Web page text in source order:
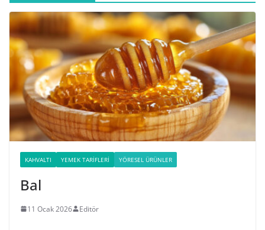
KAHVALTI YEMEK TARIFLERI YÖRESEL ÜRÜNLER
Bal
11 Ocak 2026 Editör